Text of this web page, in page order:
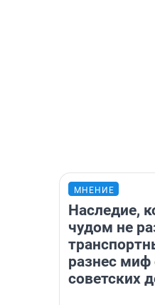
МНЕНИЕ
Наследие,
чудом не
разнес миф
советских